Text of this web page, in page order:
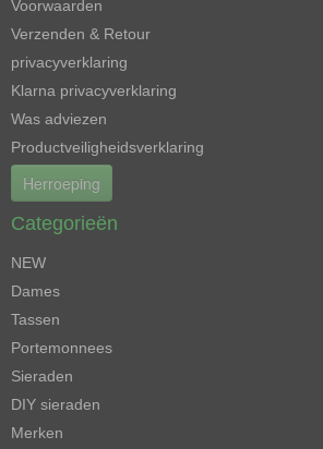
Voorwaarden
Verzenden & Retour
privacyverklaring
Klarna privacyverklaring
Was adviezen
Productveiligheidsverklaring
Herroeping
Categorieën
NEW
Dames
Tassen
Portemonnees
Sieraden
DIY sieraden
Merken